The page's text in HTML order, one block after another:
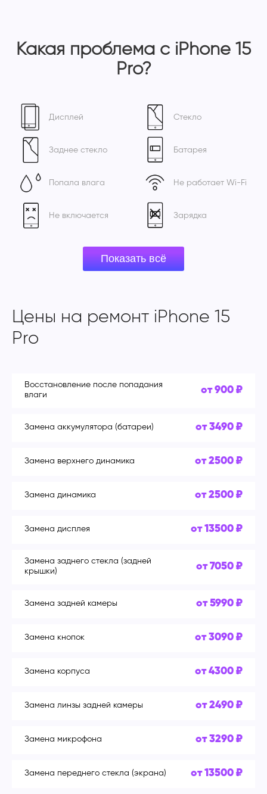
Какая проблема с iPhone 15
Pro?
Дисплей Стекло
Заднее стекло Батарея
Попала влага Не работает Wi-Fi
Не включается Зарядка
Цены на ремонт iPhone 15
Pro
Восстановление после попадания
влаги
от 900 ₽
Замена аккумулятора (батареи) от 3490 ₽
Замена верхнего динамика от 2500 ₽
Замена динамика от 2500 ₽
Замена дисплея от 13500 ₽
Замена заднего стекла (задней
крышки)
от 7050 ₽
Замена задней камеры от 5990 ₽
Замена кнопок от 3090 ₽
Замена корпуса от 4300 ₽
Замена линзы задней камеры от 2490 ₽
Замена микрофона от 3290 ₽
Замена переднего стекла (экрана) от 13500 ₽